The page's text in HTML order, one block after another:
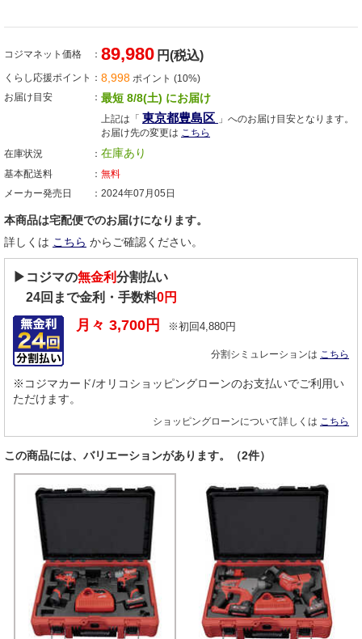
コジマネット価格 89,980 円(税込)
くらし応援ポイント 8,998 ポイント (10%)
お届け目安
最短 8/8(土) にお届け
上記は「 東京都豊島区 」へのお届け目安となります。
お届け先の変更は こちら
在庫状況
在庫あり
基本配送料
無料
メーカー発売日
2024年07月05日
本商品は宅配便でのお届けになります。
詳しくは こちら からご確認ください。
▶コジマの無金利分割払い
24回まで金利・手数料0円
月々 3,700 円 ※初回4,880円
分割シミュレーションは こちら
※コジマカード/オリコショッピングローンのお支払いでご利用い
ただけます。
ショッピングローンについて詳しくは こちら
この商品には、バリエーションがあります。（2件）